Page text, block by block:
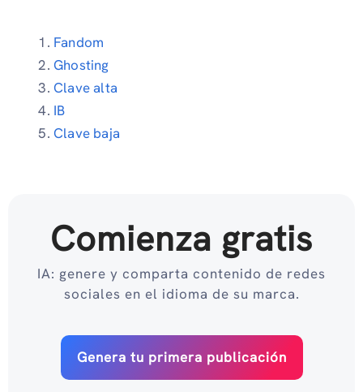
Fandom
Ghosting
Clave alta
IB
Clave baja
Comienza gratis
IA: genere y comparta contenido de redes
sociales en el idioma de su marca.
Genera tu primera publicación